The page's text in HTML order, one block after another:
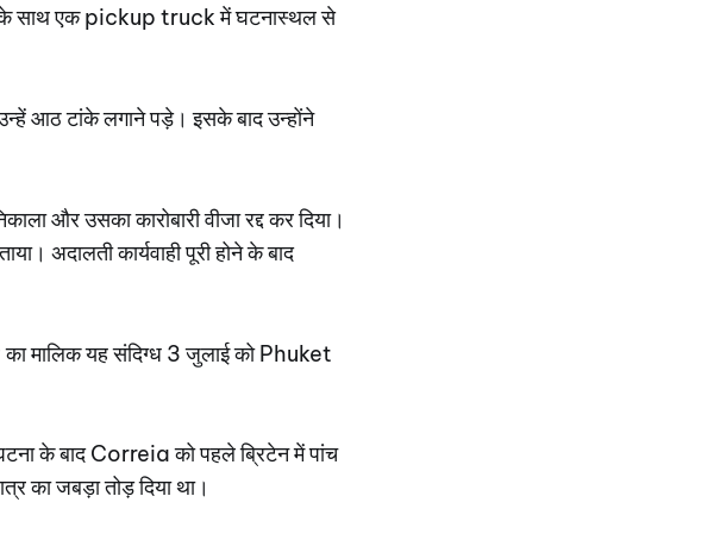
के साथ एक pickup truck में घटनास्थल से
आठ टांके लगाने पड़े। इसके बाद उन्होंने
और उसका कारोबारी वीजा रद्द कर दिया।
अदालती कार्यवाही पूरी होने के बाद
मालिक यह संदिग्ध 3 जुलाई को Phuket
के बाद Correia को पहले ब्रिटेन में पांच
का जबड़ा तोड़ दिया था।